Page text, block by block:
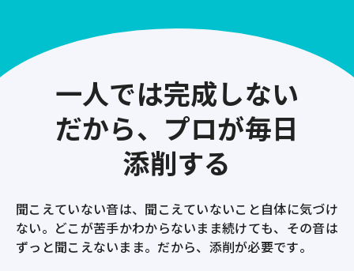
一人では完成しない
だから、プロが毎日
添削する
聞こえていない音は、聞こえていないこと自体に気づけ
ない。 どこが苦手かわからないまま続けても、その音は
ずっと聞こえないまま。 だから、添削が必要です。